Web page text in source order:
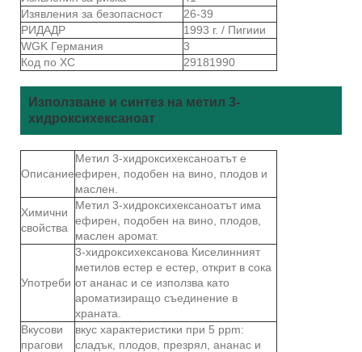
Изявления за безопасност
26-39
РИДАДР
1993 г. / Пигиии
WGK Германия
3
Код по ХС
29181990
Използване и синтез на метил 3-
хидроксихексаноат
Описание
Метил 3-хидроксихексаноатът е
ефирен, подобен на вино, плодов и
маслен.
Химични
свойства
Метил 3-хидроксихексаноатът има
ефирен, подобен на вино, плодов,
маслен аромат.
Употреби
3-хидроксихексанова Киселинният
метилов естер е естер, открит в сока
от ананас и се използва като
ароматизиращо съединение в
храната.
Вкусови
прагови
вкус характеристики при 5 ppm:
сладък, плодов, презрял, ананас и